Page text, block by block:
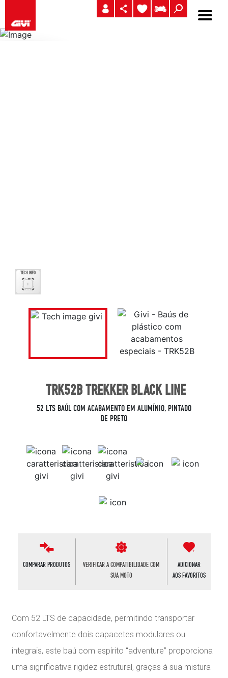
TRK52B TREKKER BLACK LINE
52 LTS BAÚL COM ACABAMENTO EM ALUMÍNIO, PINTADO
DE PRETO
COMPARAR PRODUTOS
VERIFICAR A COMPATIBILIDADE COM
SUA MOTO
ADICIONAR
AOS FAVORITOS
Com 52 LTS de capacidade, permitindo transportar
confortavelmente dois capacetes modulares ou
integrais, este baú com espírito “adventure” proporciona
uma significativa rigidez estrutural, graças à sua mistura